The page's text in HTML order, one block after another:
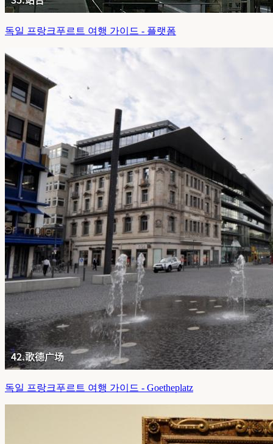
독일 프랑크푸르트 여행 가이드 - 플랫폼
독일 프랑크푸르트 여행 가이드 - Goetheplatz